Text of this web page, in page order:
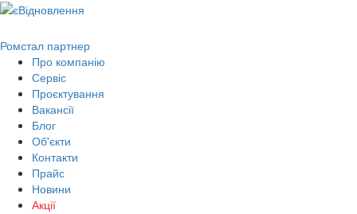
Ромстал партнер
Про компанію
Сервіс
Проєктування
Вакансії
Блог
Об'єкти
Контакти
Прайс
Новини
Акції